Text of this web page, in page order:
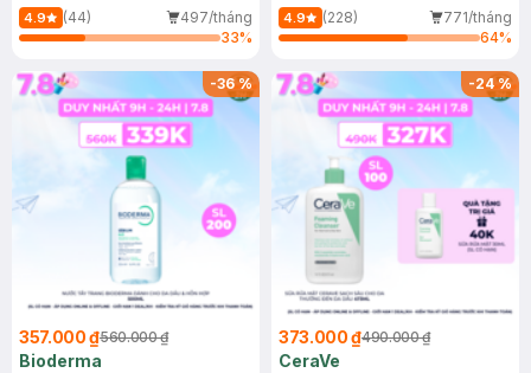
Mới)
4.9 (44)
497/tháng
33%
4.9 (228)
771/tháng
64%
-36%
357.000 ₫560.000 ₫
Bioderma
-24%
373.000 ₫490.000 ₫
CeraVe